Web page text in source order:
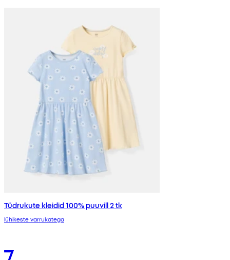
Tüdrukute kleidid 100% puuvill 2 tk
lühikeste varrukatega